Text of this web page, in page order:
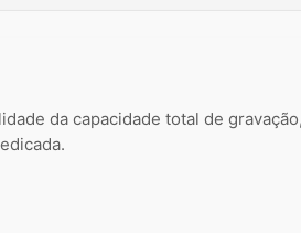
da capacidade total de